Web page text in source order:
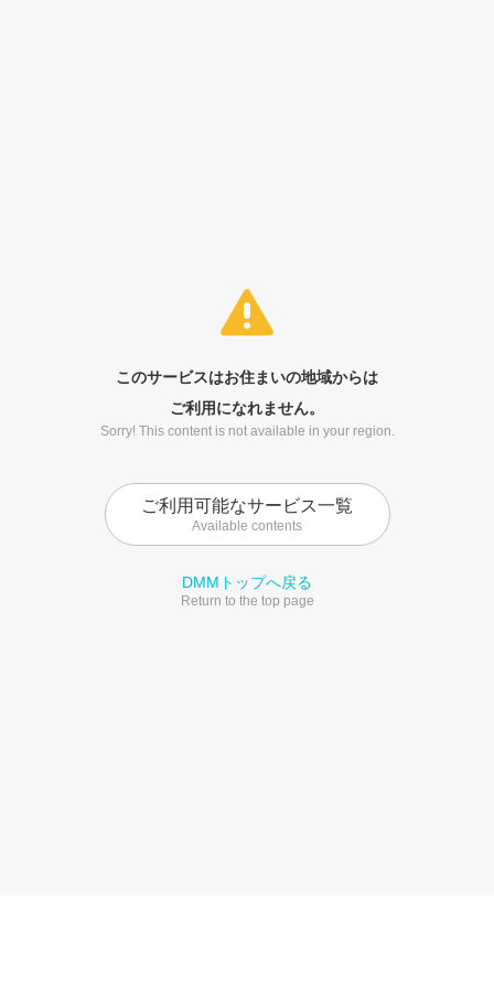
このサービスはお住まいの地域からは
ご利用になれません。
Sorry! This content is not available in your region.
ご利用可能なサービス一覧
Available contents
DMMトップへ戻る
Return to the top page